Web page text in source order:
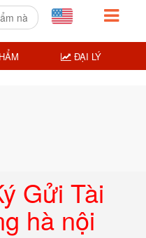
Gửi Tài
hà nội
ĐẠI LÝ